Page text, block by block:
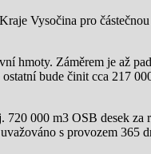
Vysočina pro
hmoty. Záměrem je až
bude činit cca 217
000 m3 OSB desek
s provozem 365